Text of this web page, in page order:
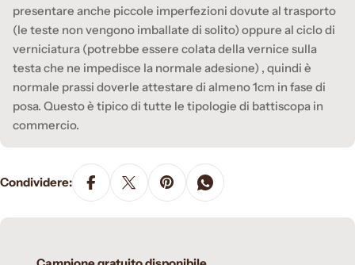
presentare anche piccole imperfezioni dovute al trasporto
(le teste non vengono imballate di solito) oppure al ciclo di
verniciatura (potrebbe essere colata della vernice sulla
testa che ne impedisce la normale adesione) , quindi è
normale prassi doverle attestare di almeno 1cm in fase di
posa. Questo è tipico di tutte le tipologie di battiscopa in
commercio.
Condividere: